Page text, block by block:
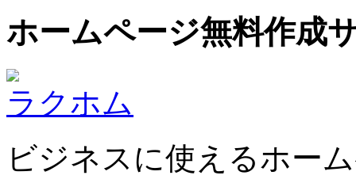
ホームページ無料作成
ラクホム
ビジネスに使えるホー